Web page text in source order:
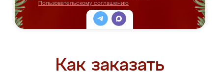
Пользовательскому соглашению
Как заказать